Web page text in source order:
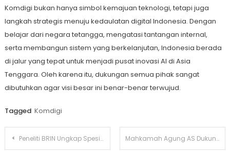
Komdigi bukan hanya simbol kemajuan teknologi, tetapi juga
langkah strategis menuju kedaulatan digital Indonesia. Dengan
belajar dari negara tetangga, mengatasi tantangan internal,
serta membangun sistem yang berkelanjutan, Indonesia berada
di jalur yang tepat untuk menjadi pusat inovasi AI di Asia
Tenggara. Oleh karena itu, dukungan semua pihak sangat
dibutuhkan agar visi besar ini benar-benar terwujud.
Tagged Komdigi
Navigasi
Peneliti BRIN Ungkap Spesies Baru Katak Pohon di Sulawesi: Satwa Endemik yang Mengagumkan Mahkamah Agung AS Dukung Orang Tua Terkait Buku LGBTQ di Sekolah